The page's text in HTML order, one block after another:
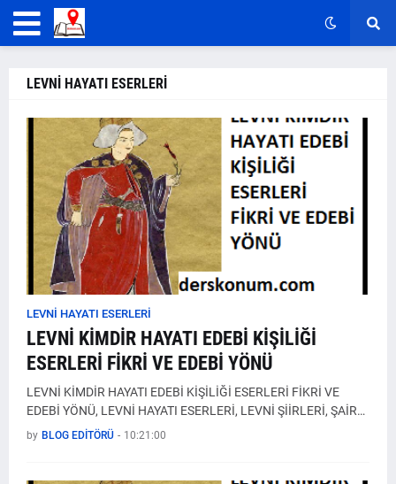
LEVNİ HAYATI ESERLERİ
LEVNİ HAYATI ESERLERİ
LEVNİ KİMDİR HAYATI EDEBİ KİŞİLİĞİ
ESERLERİ FİKRİ VE EDEBİ YÖNÜ
LEVNİ KİMDİR HAYATI EDEBİ KİŞİLİĞİ ESERLERİ FİKRİ VE
EDEBİ YÖNÜ, LEVNİ HAYATI ESERLERİ, LEVNİ ŞİİRLERİ, ŞAİR…
by BLOG EDİTÖRÜ - 10:21:00